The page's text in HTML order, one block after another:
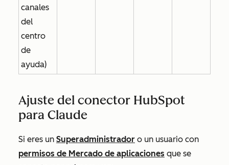
canales
del
centro
de
ayuda)
Ajuste del conector HubSpot
para Claude
Si eres un Superadministrador o un usuario con
permisos de Mercado de aplicaciones que se